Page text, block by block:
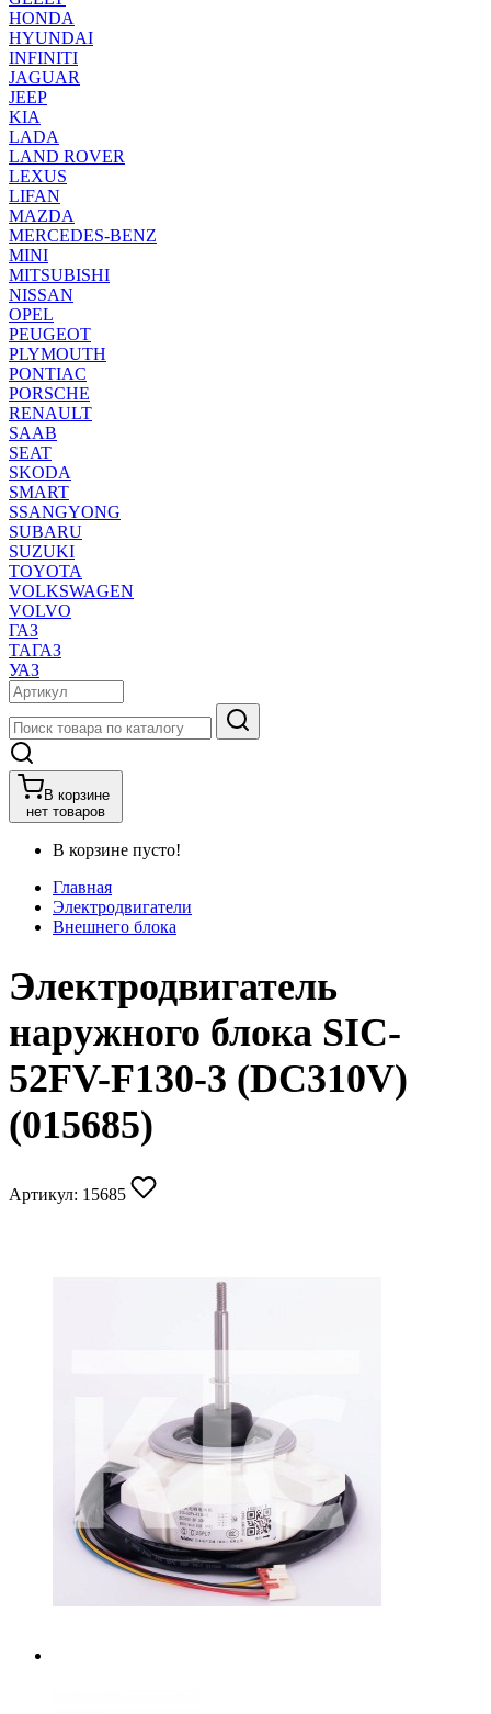
HONDA
HYUNDAI
INFINITI
JAGUAR
JEEP
KIA
LADA
LAND ROVER
LEXUS
LIFAN
MAZDA
MERCEDES-BENZ
MINI
MITSUBISHI
NISSAN
OPEL
PEUGEOT
PLYMOUTH
PONTIAC
PORSCHE
RENAULT
SAAB
SEAT
SKODA
SMART
SSANGYONG
SUBARU
SUZUKI
TOYOTA
VOLKSWAGEN
VOLVO
ГАЗ
ТАГАЗ
УАЗ
В корзине
нет товаров
В корзине пусто!
Главная
Электродвигатели
Внешнего блока
Электродвигатель
наружного блока SIC-
52FV-F130-3 (DC310V)
(015685)
Артикул: 15685